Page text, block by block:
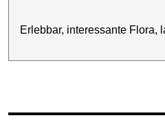
Erlebbar, interessante Flora,